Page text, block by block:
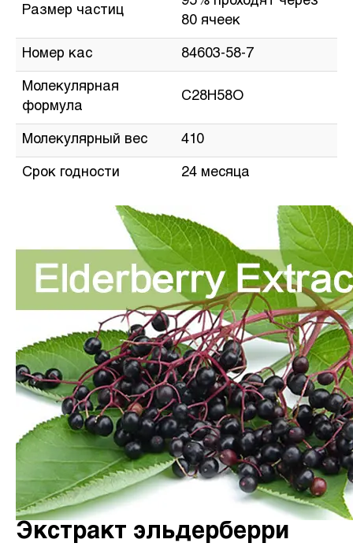
Размер частиц
80 ячеек
Номер кас 84603-58-7
Молекулярная
формула
C28H58O
Молекулярный вес 410
Срок годности 24 месяца
Экстракт эльдерберри